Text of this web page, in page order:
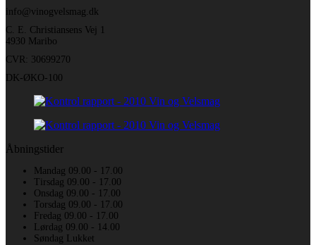
info@vinogvelsmag.dk
C. E. Christiansens Vej 1
4930 Maribo
CVR: 30699270
DK-ØKO-100
Åbningstider
Mandag 09.00 - 17.00
Tirsdag 09.00 - 17.00
Onsdag 09.00 - 17.00
Torsdag 09.00 - 17.00
Fredag 09.00 - 17.00
Lørdag 09.00 - 14.00
Søndag Lukket